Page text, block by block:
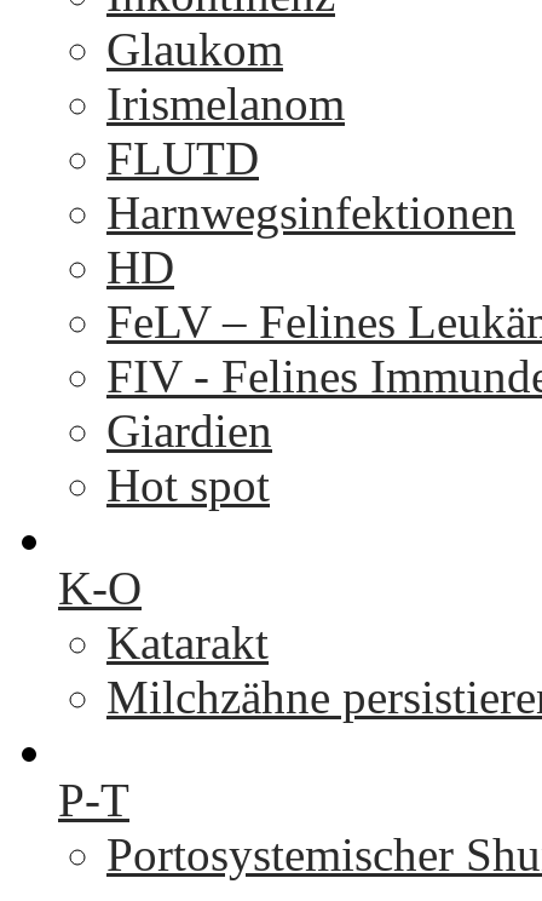
Glaukom
Irismelanom
FLUTD
Harnwegsinfektionen
HD
FeLV – Felines
FIV - Felines
Giardien
Hot spot
K-O
Katarakt
Milchzähne
P-T
Portosystemischer